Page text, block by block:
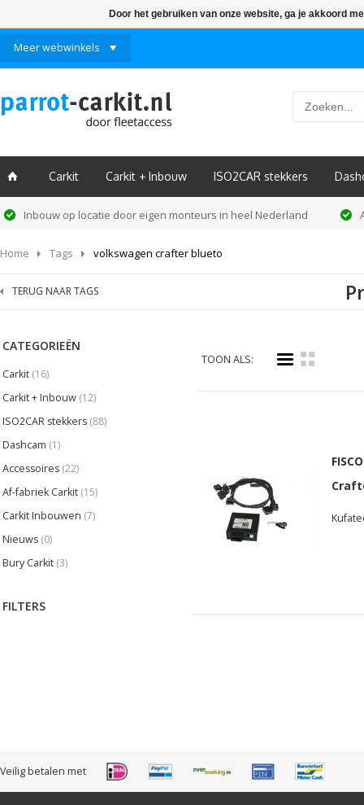
Meer webwinkels
ï Carkit Carkit + Inbouw ISO2CAR stekkers
Inbouw op locatie door eigen monteurs in heel Nederland
Home Tags volkswagen crafter blueto
TERUG NAAR TAGS
CATEGORIEËN
Carkit (16)
Carkit + Inbouw (12)
ISO2CAR stekkers (88)
Dashcam (1)
Accessoires (22)
Af-fabriek Carkit (15)
Carkit Inbouwen (7)
Nieuws (0)
Bury Carkit (3)
FILTERS
TOON ALS: i k
Veilig betalen met
Door het gebruiken van onze website, ga je akkoord